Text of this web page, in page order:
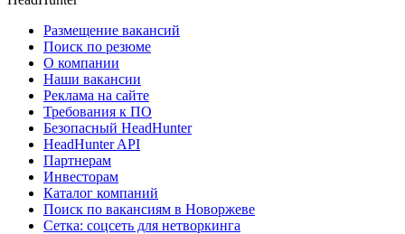
Размещение вакансий
Поиск по резюме
О компании
Наши вакансии
Реклама на сайте
Требования к ПО
Безопасный HeadHunter
HeadHunter API
Партнерам
Инвесторам
Каталог компаний
Поиск по вакансиям в Новоржеве
Сетка: соцсеть для нетворкинга